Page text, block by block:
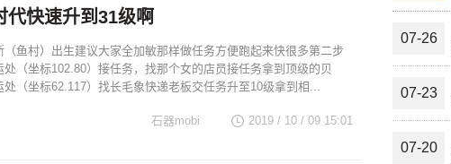
代快速升到31级啊
鱼村）出生建议大家全加敏那样做任务方便跑起来快很多第二步
（坐标102.80）接任务，找那个女的店员接任务拿到顶级的贝
（坐标62.117）找长毛象快递老板交任务升至10级拿到相...
2019 / 10 / 09 15:01
石器mobi
07-26
07-23
07-20